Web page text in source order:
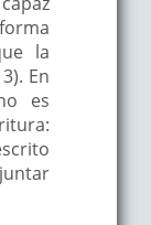
la
En
es